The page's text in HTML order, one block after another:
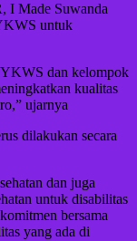
I Made Suwanda
untuk
dan kelompok
kualitas
ujarnya
dilakukan secara
dan juga
untuk disabilitas
bersama
yang ada di